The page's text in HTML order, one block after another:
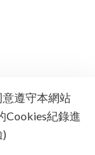
遵守本網站
Cookies紀錄進